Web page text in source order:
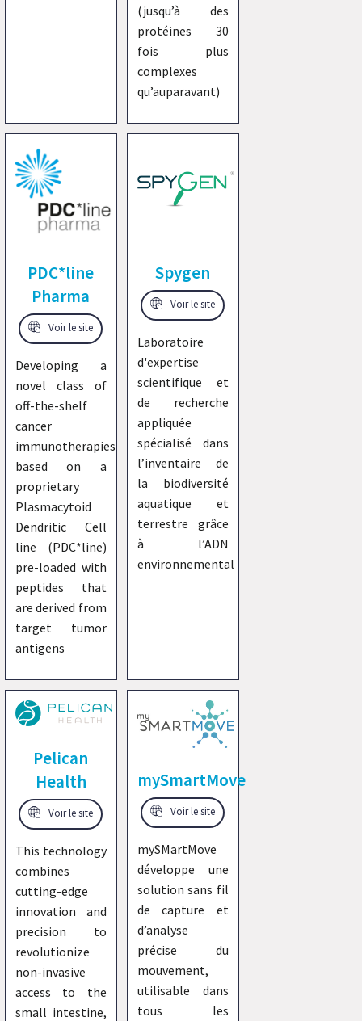
(jusqu’à des
protéines 30
fois plus
complexes
qu’auparavant)
PDC*line
Pharma
Voir le site
Developing a
novel class of
off-the-shelf
cancer
immunotherapies
based on a
proprietary
Plasmacytoid
Dendritic Cell
line (PDC*line)
pre-loaded with
peptides that
are derived from
target tumor
antigens
Spygen
Voir le site
Laboratoire
d'expertise
scientifique et
de recherche
appliquée
spécialisé dans
l’inventaire de
la biodiversité
aquatique et
terrestre grâce
à l’ADN
environnemental
Pelican
Health
Voir le site
This technology
combines
cutting-edge
innovation and
precision to
revolutionize
non-invasive
access to the
small intestine,
mySmartMove
Voir le site
mySMartMove
développe une
solution sans fil
de capture et
d’analyse
précise du
mouvement,
utilisable dans
tous les